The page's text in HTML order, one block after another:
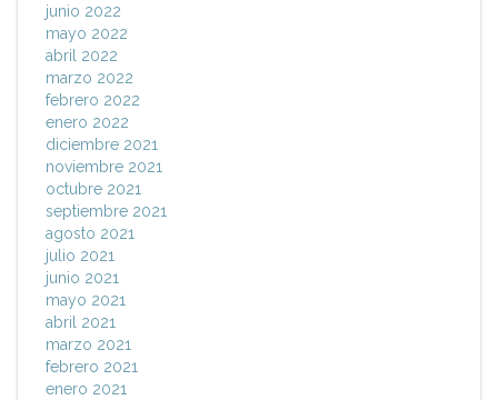
junio 2022
mayo 2022
abril 2022
marzo 2022
febrero 2022
enero 2022
diciembre 2021
noviembre 2021
octubre 2021
septiembre 2021
agosto 2021
julio 2021
junio 2021
mayo 2021
abril 2021
marzo 2021
febrero 2021
enero 2021